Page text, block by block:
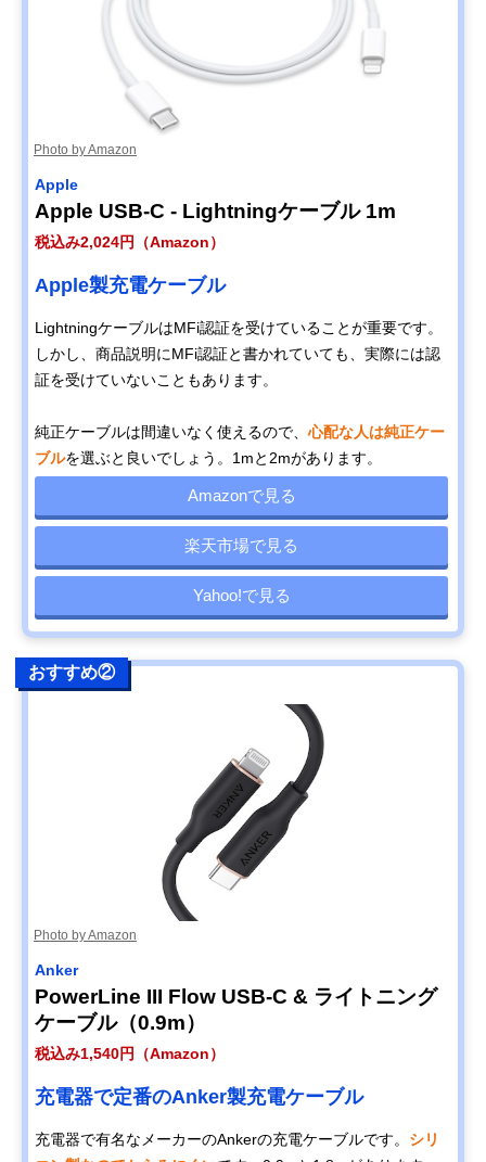
Photo by Amazon
Apple
Apple USB-C - Lightningケーブル 1m
税込み2,024円（Amazon）
Apple製充電ケーブル
LightningケーブルはMFi認証を受けていることが重要です。
しかし、商品説明にMFi認証と書かれていても、実際には認
証を受けていないこともあります。
純正ケーブルは間違いなく使えるので、 心配な人は純正ケー
ブルを選ぶと良いでしょう。1mと2mがあります。
Amazonで見る
楽天市場で見る
Yahoo!で見る
おすすめ②
Photo by Amazon
Anker
PowerLine III Flow USB-C & ライトニング
ケーブル（0.9m）
税込み1,540円（Amazon）
充電器で定番のAnker製充電ケーブル
充電器で有名なメーカーのAnkerの充電ケーブルです。 シリ